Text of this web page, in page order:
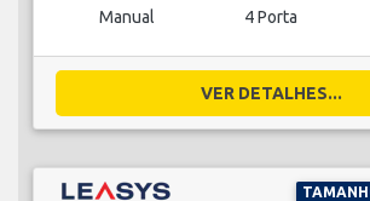
Manual 4 Porta
VER DETALHES...